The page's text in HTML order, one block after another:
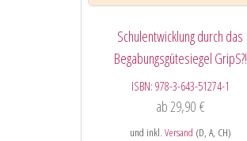
Schulentwicklung durch das
Begabungsgütesiegel GripS?!
ISBN: 978-3-643-51274-1
ab29,90 €
und inkl. Versand (D, A, CH)